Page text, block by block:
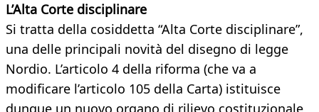
L’Alta Corte disciplinare
Si tratta della cosiddetta “Alta Corte disciplinare”,
una delle principali novità del disegno di legge
Nordio. L’articolo 4 della riforma (che va a
modificare l’articolo 105 della Carta) istituisce
dunque un nuovo organo di rilievo costituzionale